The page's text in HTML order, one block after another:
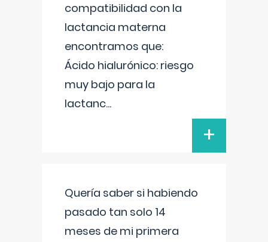
compatibilidad con la
lactancia materna
encontramos que:
Ácido hialurónico: riesgo
muy bajo para la
lactanc...
+
Quería saber si habiendo
pasado tan solo 14
meses de mi primera